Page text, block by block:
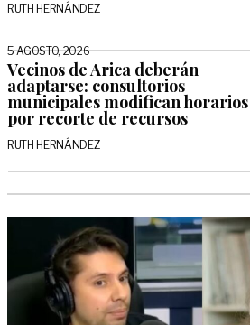
RUTH HERNÁNDEZ
5 AGOSTO, 2026
Vecinos de Arica deberán
adaptarse: consultorios
municipales modifican horarios
por recorte de recursos
RUTH HERNÁNDEZ